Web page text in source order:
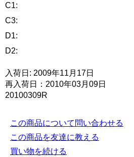
C1:
C3:
D1:
D2:
入荷日: 2009年11月17日
再入荷日：2010年03月09日
20100309R
この商品について問い合わせる
この商品を友達に教える
買い物を続ける